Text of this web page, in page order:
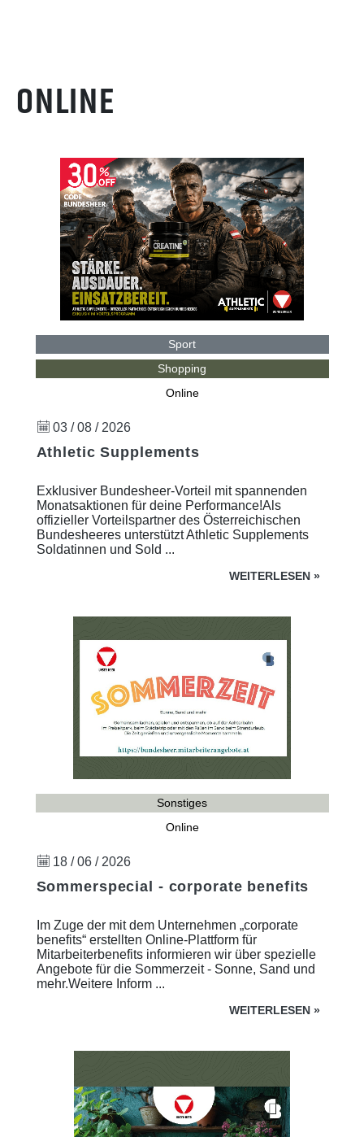
ONLINE
Sport
Shopping
Online
03 / 08 / 2026
Athletic Supplements
Exklusiver Bundesheer-Vorteil mit spannenden
Monatsaktionen für deine Performance!Als
offizieller Vorteilspartner des Österreichischen
Bundesheeres unterstützt Athletic Supplements
Soldatinnen und Sold ...
WEITERLESEN »
Sonstiges
Online
18 / 06 / 2026
Sommerspecial - corporate benefits
Im Zuge der mit dem Unternehmen „corporate
benefits“ erstellten Online-Plattform für
Mitarbeiterbenefits informieren wir über spezielle
Angebote für die Sommerzeit - Sonne, Sand und
mehr.Weitere Inform ...
WEITERLESEN »